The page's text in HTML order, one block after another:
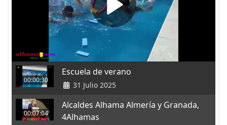
00:00:30
Escuela de verano
31 Julio 2025
00:07:04
Alcaldes Alhama Almería y Granada,
4Alhamas